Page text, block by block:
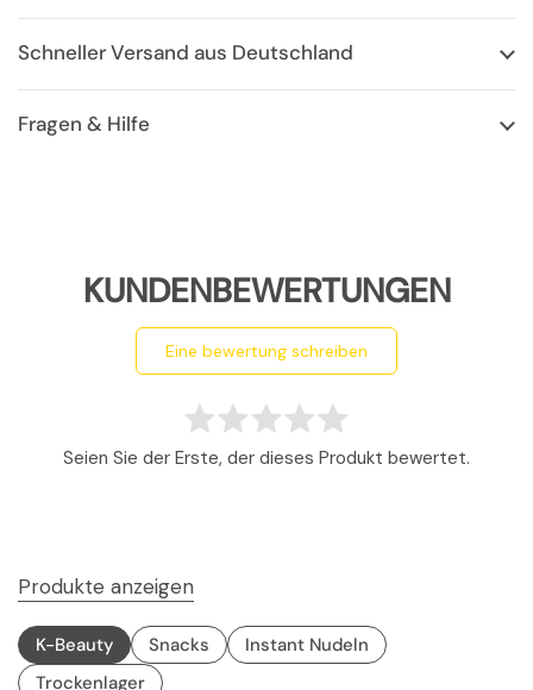
Schneller Versand aus Deutschland
Fragen & Hilfe
KUNDENBEWERTUNGEN
eine bewertung schreiben
Seien Sie der Erste, der dieses Produkt bewertet.
Produkte anzeigen
K-Beauty Snacks
Instant Nudeln
Trockenlager